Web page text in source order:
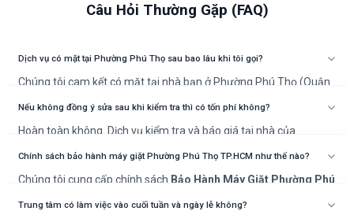
Câu Hỏi Thường Gặp (FAQ)
Dịch vụ có mặt tại Phường Phú Thọ sau bao lâu khi tôi gọi?
Chúng tôi cam kết có mặt tại nhà bạn ở Phường Phú Thọ (Quận
Nếu không đồng ý sửa sau khi kiểm tra thì có tốn phí không?
Hoàn toàn không. Dịch vụ kiểm tra và báo giá tại nhà của
phương án và chi phí sửa chữa.
Chính sách bảo hành máy giặt Phường Phú Thọ TP.HCM như thế nào?
Chúng tôi cung cấp chính sách Bảo Hành Máy Giặt Phường Phú
sửa chữa và linh kiện thay thế. Thời gian cụ thể sẽ được ghi rõ
Trung tâm có làm việc vào cuối tuần và ngày lễ không?